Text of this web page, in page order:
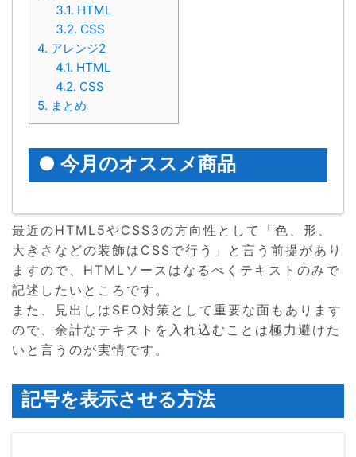
3.1. HTML
3.2. CSS
4. アレンジ2
4.1. HTML
4.2. CSS
5. まとめ
● 今月のオススメ商品
最近のHTML5やCSS3の方向性として「色、形、
大きさなどの装飾はCSSで行う」と言う前提があり
ますので、HTMLソースはなるべくテキストのみで
記述したいところです。
また、見出しはSEO対策として重要な面もあります
ので、余計なテキストを入れ込むことは極力避けた
いと言うのが実情です。
記号を表示させる方法